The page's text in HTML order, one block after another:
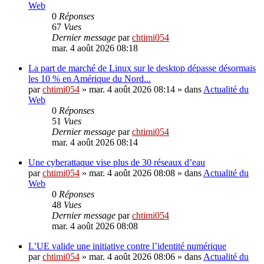
Web
0 Réponses
67 Vues
Dernier message parchtimi054
mar. 4 août 2026 08:18
La part de marché de Linux sur le desktop dépasse désormais
les 10 % en Amérique du Nord...
parchtimi054 » mar. 4 août 2026 08:14 » dans Actualité du
Web
0 Réponses
51 Vues
Dernier message parchtimi054
mar. 4 août 2026 08:14
Une cyberattaque vise plus de 30 réseaux d’eau
parchtimi054 » mar. 4 août 2026 08:08 » dans Actualité du
Web
0 Réponses
48 Vues
Dernier message parchtimi054
mar. 4 août 2026 08:08
L’UE valide une initiative contre l’identité numérique
parchtimi054 » mar. 4 août 2026 08:06 » dans Actualité du